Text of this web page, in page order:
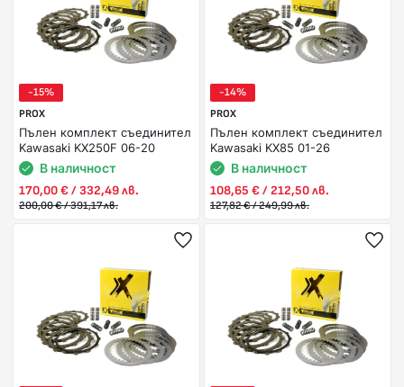
-15%
PROX
Пълен комплект съединител
Kawasaki KX250F 06-20
В наличност
170,00 € / 332,49 лв.
200,00 € / 391,17 лв.
-14%
PROX
Пълен комплект съединител
Kawasaki KX85 01-26
В наличност
108,65 € / 212,50 лв.
127,82 € / 249,99 лв.